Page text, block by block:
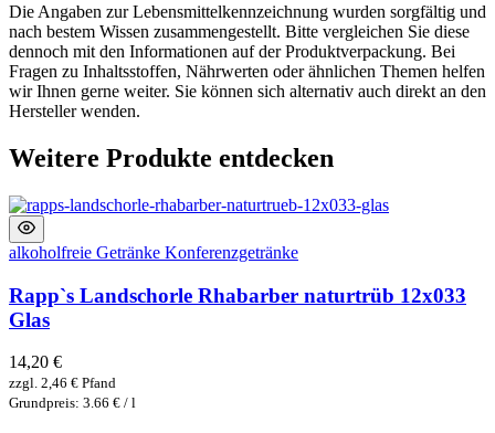
Die Angaben zur Lebensmittelkennzeichnung wurden sorgfältig und
nach bestem Wissen zusammengestellt. Bitte vergleichen Sie diese
dennoch mit den Informationen auf der Produktverpackung. Bei
Fragen zu Inhaltsstoffen, Nährwerten oder ähnlichen Themen helfen
wir Ihnen gerne weiter. Sie können sich alternativ auch direkt an den
Hersteller wenden.
Weitere Produkte entdecken
alkoholfreie Getränke Konferenzgetränke
Rapp`s Landschorle Rhabarber naturtrüb 12x033
Glas
14,20 €
zzgl. 2,46 € Pfand
Grundpreis: 3.66 € / l